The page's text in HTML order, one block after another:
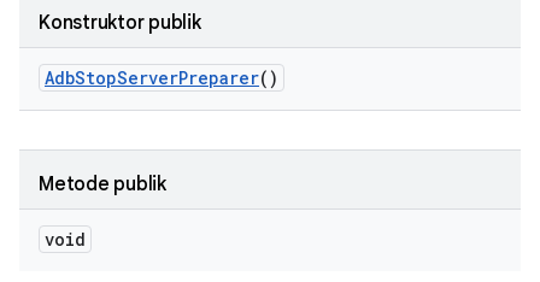
Konstruktor publik
AdbStopServerPreparer()
Metode publik
void